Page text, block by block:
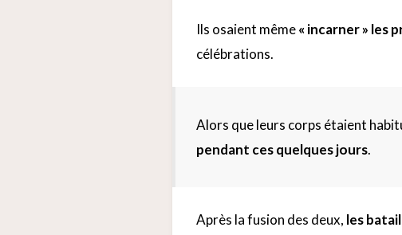
Ils osaient même« incarner » les
célébrations.
Alors que leurs corps étaient
pendant ces quelques jours.
Après la fusion des deux, les